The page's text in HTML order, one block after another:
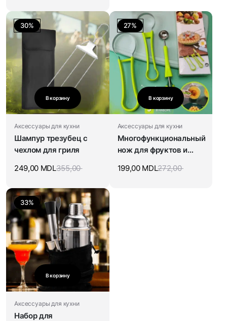
30%
В корзину
Аксессуары для кухни
Шампур трезубец с
чехлом для гриля
355,00
249,00 MDL
27%
В корзину
Аксессуары для кухни
Многофункциональный
нож для фруктов и
272,00
199,00 MDL
33%
В корзину
Аксессуары для кухни
Набор для